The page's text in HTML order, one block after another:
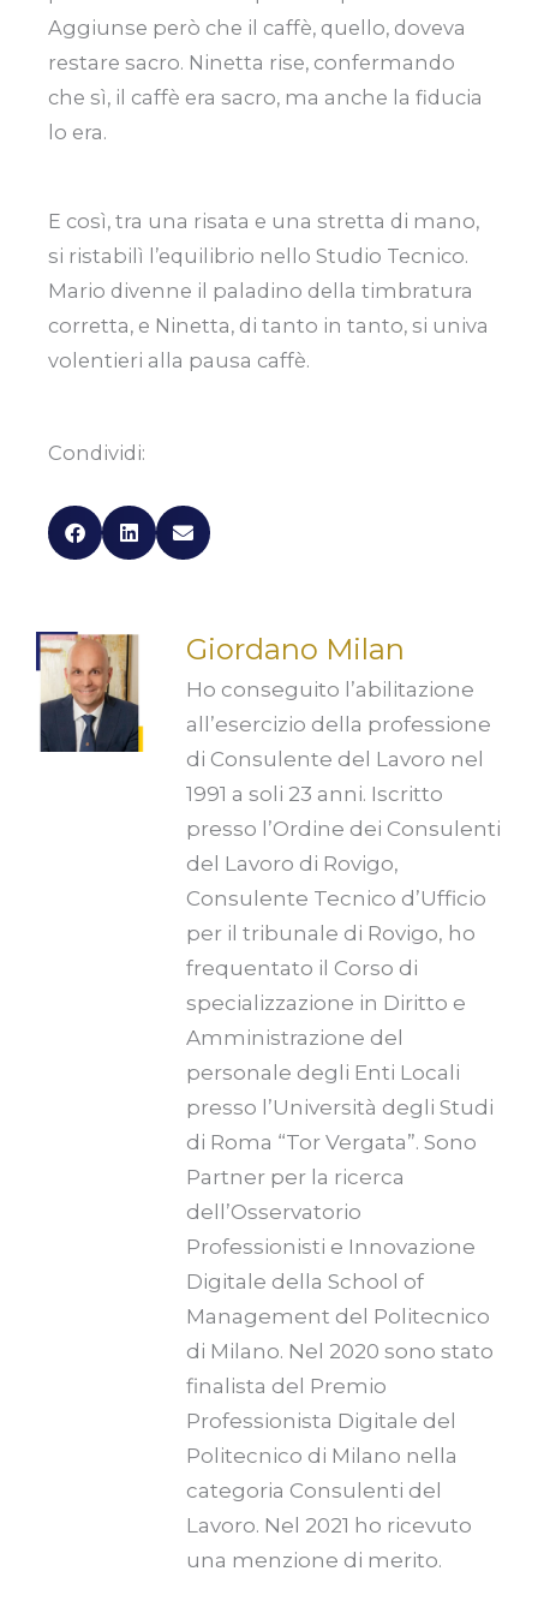
Aggiunse però che il caffè, quello, doveva
restare sacro. Ninetta rise, confermando
che sì, il caffè era sacro, ma anche la fiducia
lo era.
E così, tra una risata e una stretta di mano,
si ristabilì l’equilibrio nello Studio Tecnico.
Mario divenne il paladino della timbratura
corretta, e Ninetta, di tanto in tanto, si univa
volentieri alla pausa caffè.
Condividi:
Giordano Milan
Ho conseguito l’abilitazione
all’esercizio della professione
di Consulente del Lavoro nel
1991 a soli 23 anni. Iscritto
presso l’Ordine dei Consulenti
del Lavoro di Rovigo,
Consulente Tecnico d’Ufficio
per il tribunale di Rovigo, ho
frequentato il Corso di
specializzazione in Diritto e
Amministrazione del
personale degli Enti Locali
presso l’Università degli Studi
di Roma “Tor Vergata”. Sono
Partner per la ricerca
dell’Osservatorio
Professionisti e Innovazione
Digitale della School of
Management del Politecnico
di Milano. Nel 2020 sono stato
finalista del Premio
Professionista Digitale del
Politecnico di Milano nella
categoria Consulenti del
Lavoro. Nel 2021 ho ricevuto
una menzione di merito.